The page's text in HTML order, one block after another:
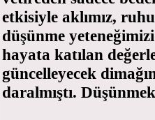
etkisiyle aklımız,
düşünme
hayata katılan
güncelleyecek
daralmıştı.